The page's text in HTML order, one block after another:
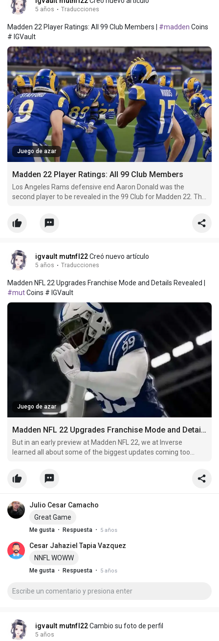
5 años · Traducciones
Madden 22 Player Ratings: All 99 Club Members | #madden Coins
# IGVault
Juego de azar
Madden 22 Player Ratings: All 99 Club Members
Los Angeles Rams defensive end Aaron Donald was the
second player to be revealed in the 99 Club for Madden 22. This
igvault mutnfl22Creó nuevo artículo
5 años · Traducciones
Madden NFL 22 Upgrades Franchise Mode and Details Revealed |
#mutCoins # IGVault
Juego de azar
Madden NFL 22 Upgrades Franchise Mode and Details Revealed
But in an early preview at Madden NFL 22, we at Inverse
learned all about some of the biggest updates coming too
Julio Cesar Camacho
Great Game
Me gusta · Respuesta · 5 años
Cesar Jahaziel Tapia Vazquez
NNFL WOWW
Me gusta · Respuesta · 5 años
igvault mutnfl22Cambio su foto de perfil
5 años